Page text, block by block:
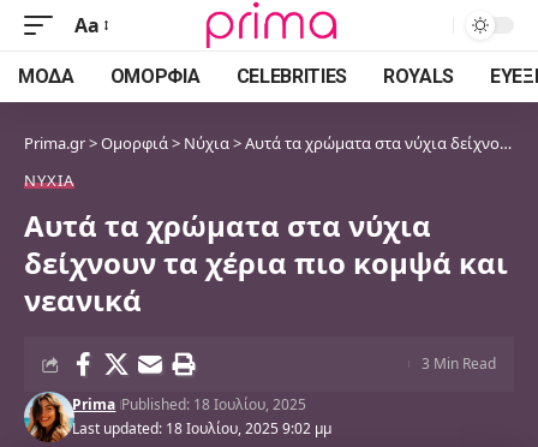
Font
Resizer
Aa
ΜΌΔΑ ΟΜΟΡΦΙΆ CELEBRITIES ROYALS
Prima.gr>Ομορφιά> Νύχια>Αυτά τα χρώματα στα νύχια δείχνουν τα χέρια πιο κομψά και νεανικά
ΝΎΧΙΑ
Αυτά τα χρώματα στα νύχια
δείχνουν τα χέρια πιο κομψά και
νεανικά
Last updated: 18 Ιουλίου, 2025 9:02 μμ
Prima Published: 18 Ιουλίου, 2025
3 Min Read